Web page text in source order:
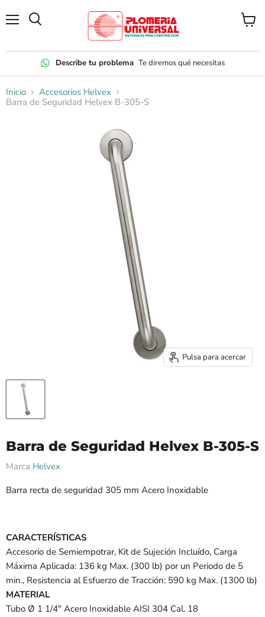
Describe tu problema Te diremos qué necesitas
Ver
Inicio
Accesorios Helvex
Barra de Seguridad Helvex B-305-S
Pulsa para acercar
Barra de Seguridad Helvex B-305-S
Marca Helvex
Barra recta de seguridad 305 mm Acero Inoxidable
CARACTERÍSTICAS
Accesorio de Semiempotrar, Kit de Sujeción Incluído, Carga
Máxima Aplicada: 136 kg Max. (300 lb) por un Periodo de 5
min., Resistencia al Esfuerzo de Tracción: 590 kg Max. (1300 lb)
MATERIAL
Tubo Ø 1 1/4" Acero Inoxidable AISI 304 Cal. 18